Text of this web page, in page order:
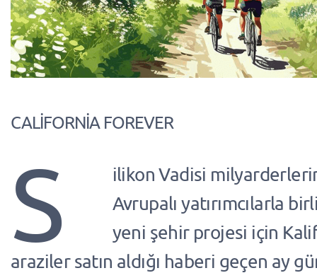
CALİFORNİA FOREVER
S
ilikon Vadisi
Avrupalı yatırımcılarla
yeni şehir projesi için
araziler satın aldığı haberi geçen ay